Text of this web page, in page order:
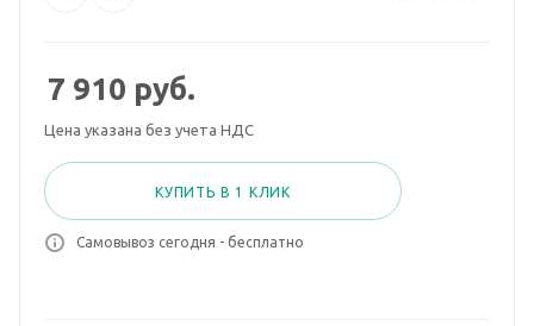
7 910 руб.
Цена указана без учета НДС
КУПИТЬ В 1 КЛИК
Самовывоз сегодня - бесплатно